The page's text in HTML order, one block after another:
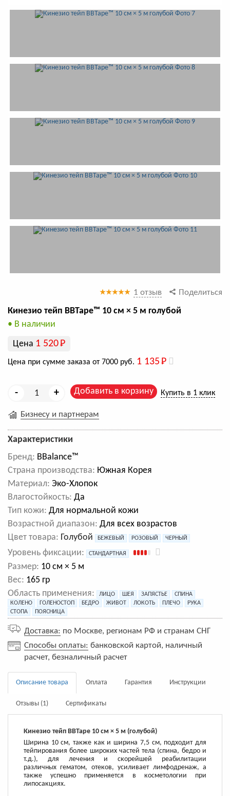
1 отзыв Поделиться
Кинезио тейп BBTape™ 10 см × 5 м голубой
• В наличии
Цена 1 520Р
Цена при сумме заказа от 7000 руб. 1 135 Р
- + Добавить в корзину Купить в 1 клик
Бизнесу и партнерам
Характеристики
Бренд: BBalance™
Cтрана производства: Южная Корея
Материал: Эко-Хлопок
Влагостойкость: Да
Тип кожи: Для нормальной кожи
Возрастной диапазон: Для всех возрастов
Цвет товара: Голубой БЕЖЕВЫЙ РОЗОВЫЙ ЧЕРНЫЙ
Уровень фиксации: СТАНДАРТНАЯ
Размер: 10 см × 5 м
Вес: 165 гр
Область применения:
ЛИЦО ШЕЯ ЗАПЯСТЬЕ
СПИНА
КОЛЕНО
ГОЛЕНОСТОП БЕДРО ЖИВОТ ЛОКОТЬ ПЛЕЧО
РУКА
СТОПА
ПОЯСНИЦА
Доставка: по Москве, регионам РФ и странам СНГ
Способы оплаты: банковской картой, наличный
расчет, безналичный расчет
Описание товара Оплата Гарантия Инструкции
Отзывы (1) Сертификаты
Кинезио тейп BBTape 10 см × 5 м (голубой)
Ширина 10 см, также как и ширина 7,5 см, подходит для
тейпирования более широких частей тела (спина, бедро и
т.д.), для лечения и скорейшей реабилитации
различных гематом, отеков, усиливает лимфодренаж, а
также успешно применяется в косметологии при
липосакциях.